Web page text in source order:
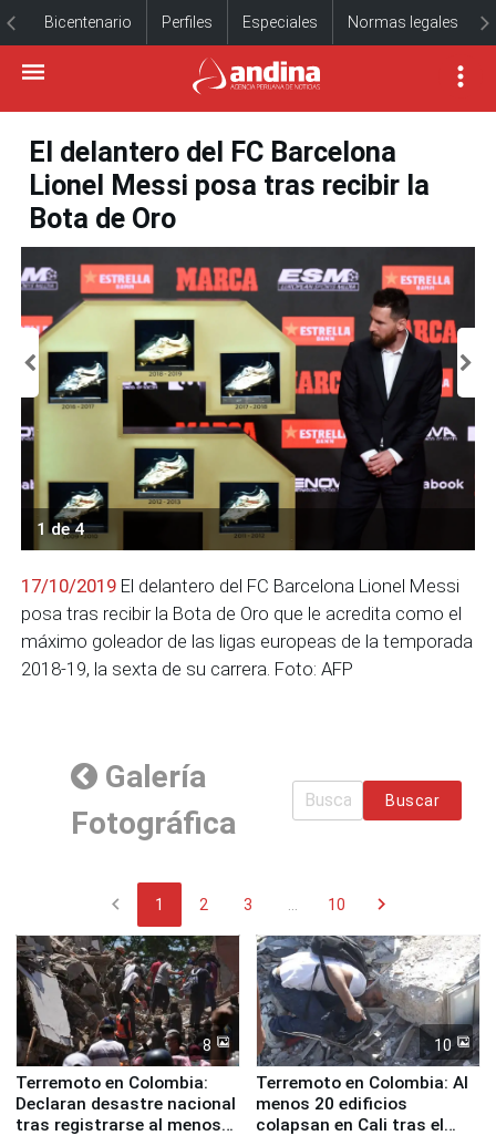
Bicentenario Perfiles Especiales Normas legales
El delantero del FC Barcelona
Lionel Messi posa tras recibir la
Bota de Oro
1 de 4
17/10/2019 El delantero del FC Barcelona Lionel Messi
posa tras recibir la Bota de Oro que le acredita como el
máximo goleador de las ligas europeas de la temporada
2018-19, la sexta de su carrera. Foto: AFP
Galería
Fotográfica
Buscar
chevron_left 1 2 3 10 chevron_right
8
Terremoto en Colombia:
Declaran desastre nacional
tras registrarse al menos
10
Terremoto en Colombia: Al
menos 20 edificios
colapsan en Cali tras el